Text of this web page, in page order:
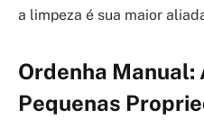
a limpeza é sua maior
Ordenha
Pequenas